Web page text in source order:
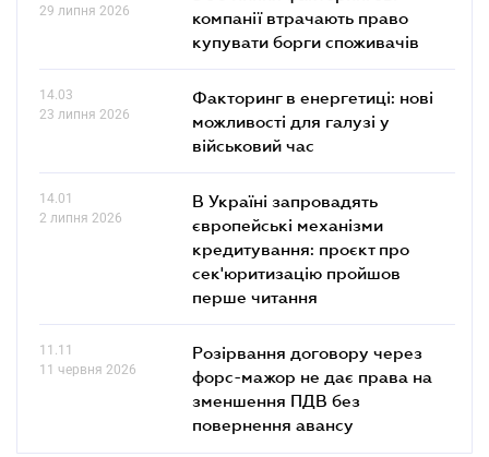
29 липня 2026
компанії втрачають право
купувати борги споживачів
14.03
23 липня 2026
Факторинг в енергетиці: нові
можливості для галузі у
військовий час
14.01
2 липня 2026
В Україні запровадять
європейські механізми
кредитування: проєкт про
сек'юритизацію пройшов
перше читання
11.11
11 червня 2026
Розірвання договору через
форс-мажор не дає права на
зменшення ПДВ без
повернення авансу